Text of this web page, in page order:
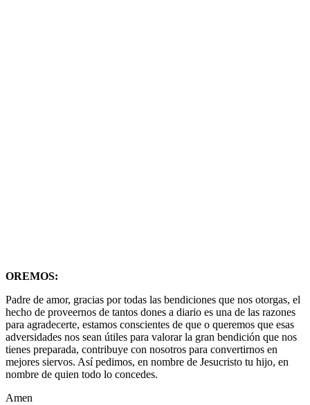
OREMOS:
Padre de amor, gracias por todas las bendiciones que nos otorgas, el
hecho de proveernos de tantos dones a diario es una de las razones
para agradecerte, estamos conscientes de que o queremos que esas
adversidades nos sean útiles para valorar la gran bendición que nos
tienes preparada, contribuye con nosotros para convertirnos en
mejores siervos. Así pedimos, en nombre de Jesucristo tu hijo, en
nombre de quien todo lo concedes.
Amen